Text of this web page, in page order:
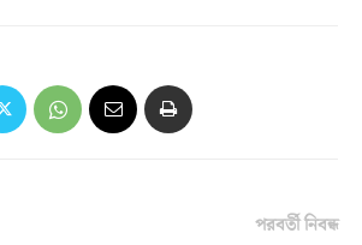
পরবর্তী নিবন্ধ